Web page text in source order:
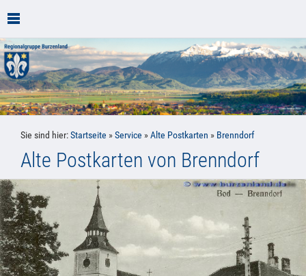
Sie sind hier:Startseite »Service »Alte Postkarten » Brenndorf
Alte Postkarten von Brenndorf